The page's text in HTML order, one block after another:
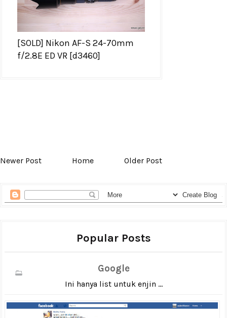
[SOLD] Nikon AF-S 24-70mm
f/2.8E ED VR [d3460]
Newer Post Home Older Post
Popular Posts
Google
Ini hanya list untuk enjin ...